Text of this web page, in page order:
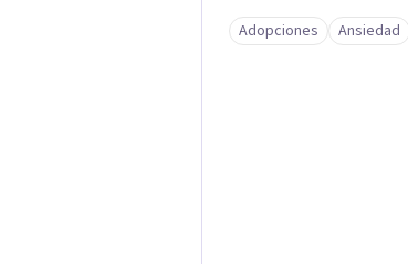
parte de la escucha de la
como un espacio de
Adopciones Ansiedad